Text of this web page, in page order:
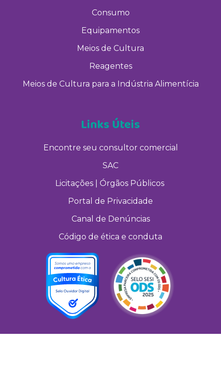
Consumo
Equipamentos
Meios de Cultura
Reagentes
Meios de Cultura para a Indústria Alimentícia
Links Úteis
Encontre seu consultor comercial
SAC
Licitações | Órgãos Públicos
Portal de Privacidade
Canal de Denúncias
Código de ética e conduta